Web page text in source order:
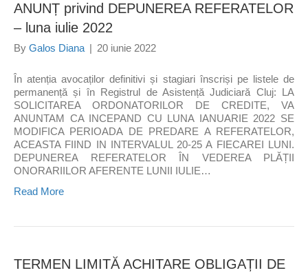
ANUNȚ privind DEPUNEREA REFERATELOR
– luna iulie 2022
By Galos Diana | 20 iunie 2022
În atenția avocaților definitivi și stagiari înscriși pe listele de
permanență și în Registrul de Asistență Judiciară Cluj: LA
SOLICITAREA ORDONATORILOR DE CREDITE, VA
ANUNTAM CA INCEPAND CU LUNA IANUARIE 2022 SE
MODIFICA PERIOADA DE PREDARE A REFERATELOR,
ACEASTA FIIND IN INTERVALUL 20-25 A FIECAREI LUNI.
DEPUNEREA REFERATELOR ÎN VEDEREA PLĂȚII
ONORARIILOR AFERENTE LUNII IULIE…
Read More
TERMEN LIMITĂ ACHITARE OBLIGAȚII DE